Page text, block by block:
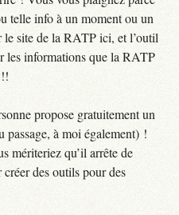
telle info à un moment ou un
le site de la RATP ici, et l’outil
les informations que la RATP
propose gratuitement un
passage, à moi également) !
mériteriez qu’il arrête de
des outils pour des